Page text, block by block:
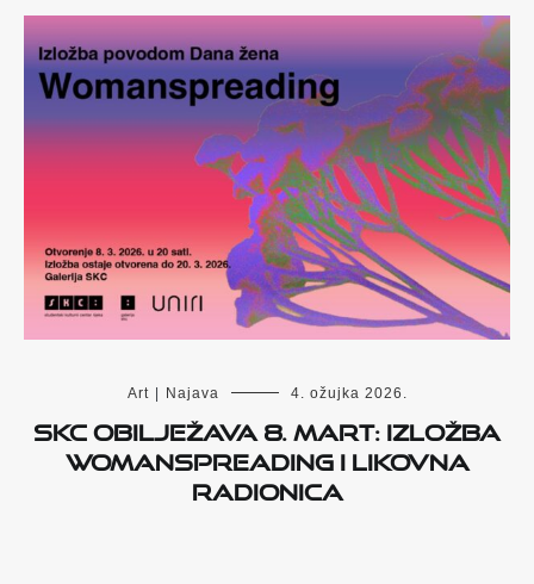
Art | Najava 4. ožujka 2026.
SKC obilježava 8. mart: izložba
Womanspreading i likovna
radionica